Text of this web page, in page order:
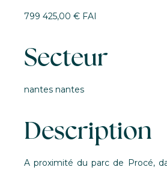
799 425,00 € FAI
Secteur
nantes nantes
Description
A proximité du parc de Procé,